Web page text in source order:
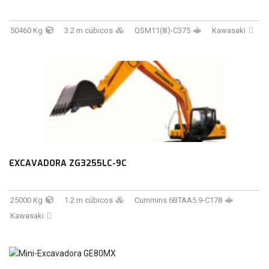
50460 Kg 3.2 m cúbicos QSM11(Ⅲ)-C375 Kawasaki
EXCAVADORA ZG3255LC-9C
25000 Kg 1.2 m cúbicos
Cummins 6BTAA5.9-C178
Kawasaki